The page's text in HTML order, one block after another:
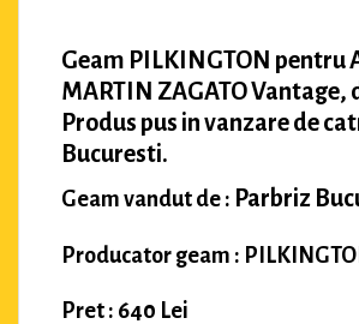
Geam PILKINGTON pentru
MARTIN ZAGATO Vantage,
Produs pus in vanzare de
Bucuresti.
Geam vandut de : Parbriz
Producator geam :
Pret : 640 Lei